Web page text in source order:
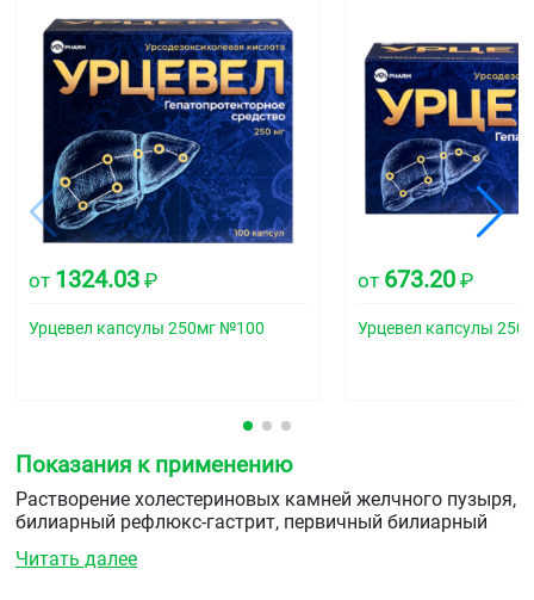
от 1324.03 ₽
Урцевел капсулы 250мг №100
от 673.20 ₽
Урцевел капсулы
Показания к применению
Растворение холестериновых камней желчного пузыря,
билиарный рефлюкс-гастрит, первичный билиарный
декомпенсации, хронические гепатиты различного
Читать далее